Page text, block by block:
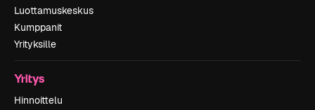
Luottamuskeskus
Kumppanit
Yrityksille
Yritys
Hinnoittelu